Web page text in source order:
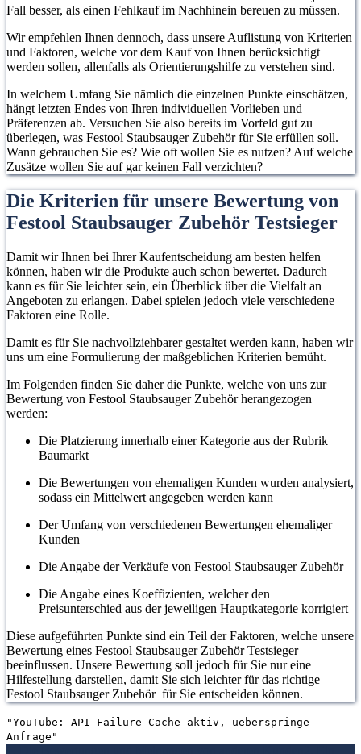
Fall besser, als einen Fehlkauf im Nachhinein bereuen zu müssen.
Wir empfehlen Ihnen dennoch, dass unsere Auflistung von Kriterien
und Faktoren, welche vor dem Kauf von Ihnen berücksichtigt
werden sollen, allenfalls als Orientierungshilfe zu verstehen sind.
In welchem Umfang Sie nämlich die einzelnen Punkte einschätzen,
hängt letzten Endes von Ihren individuellen Vorlieben und
Präferenzen ab. Versuchen Sie also bereits im Vorfeld gut zu
überlegen, was Festool Staubsauger Zubehör für Sie erfüllen soll.
Wann gebrauchen Sie es? Wie oft wollen Sie es nutzen? Auf welche
Zusätze wollen Sie auf gar keinen Fall verzichten?
Die Kriterien für unsere Bewertung von
Festool Staubsauger Zubehör Testsieger
Damit wir Ihnen bei Ihrer Kaufentscheidung am besten helfen
können, haben wir die Produkte auch schon bewertet. Dadurch
kann es für Sie leichter sein, ein Überblick über die Vielfalt an
Angeboten zu erlangen. Dabei spielen jedoch viele verschiedene
Faktoren eine Rolle.
Damit es für Sie nachvollziehbarer gestaltet werden kann, haben wir
uns um eine Formulierung der maßgeblichen Kriterien bemüht.
Im Folgenden finden Sie daher die Punkte, welche von uns zur
Bewertung von Festool Staubsauger Zubehör herangezogen
werden:
Die Platzierung innerhalb einer Kategorie aus der Rubrik
Baumarkt
Die Bewertungen von ehemaligen Kunden wurden analysiert,
sodass ein Mittelwert angegeben werden kann
Der Umfang von verschiedenen Bewertungen ehemaliger
Kunden
Die Angabe der Verkäufe von Festool Staubsauger Zubehör
Die Angabe eines Koeffizienten, welcher den
Preisunterschied aus der jeweiligen Hauptkategorie korrigiert
Diese aufgeführten Punkte sind ein Teil der Faktoren, welche unsere
Bewertung eines Festool Staubsauger Zubehör Testsieger
beeinflussen. Unsere Bewertung soll jedoch für Sie nur eine
Hilfestellung darstellen, damit Sie sich leichter für das richtige
Festool Staubsauger Zubehör für Sie entscheiden können.
"YouTube: API-Failure-Cache aktiv, ueberspringe
Anfrage"